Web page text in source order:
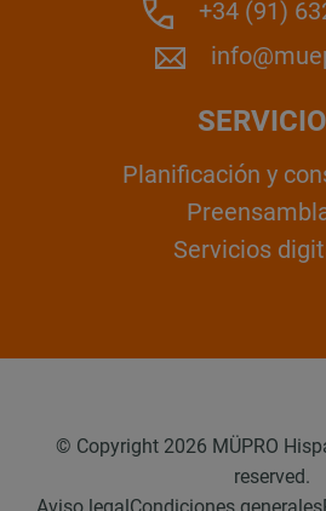
+34 (91)
Planificación y
Servicios
© Copyright 2026 MÜPRO
reserved.